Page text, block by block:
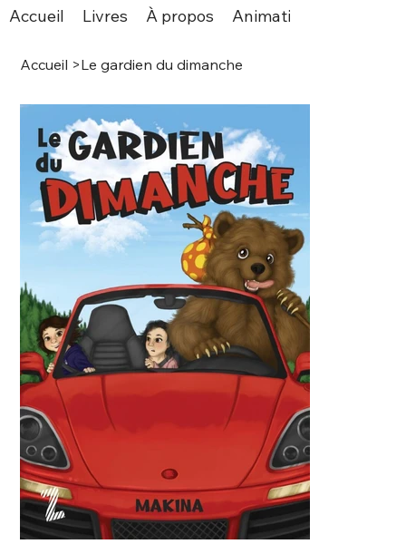
Accueil Livres À propos Animations
Accueil >Le gardien du dimanche